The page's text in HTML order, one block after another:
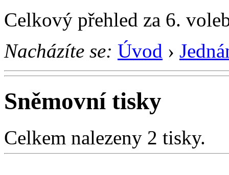
Celkový přehled za 6.
Nacházíte se: Úvod ›
Sněmovní tisky
Celkem nalezeny 2 tisky.